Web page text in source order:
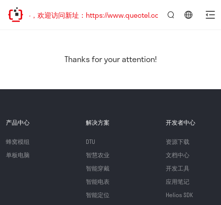
已迁移，欢迎访问新址：https://www.quectel.com.cn
Thanks for your attention!
产品中心
蜂窝模组
单板电脑
解决方案
DTU
智慧农业
智能穿戴
智能电表
智能定位
开发者中心
资源下载
文档中心
开发工具
应用笔记
Helios SDK